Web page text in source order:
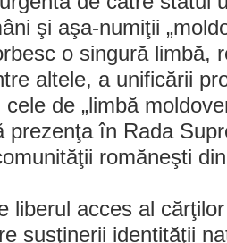
şi aşa-numiţii
o singură limbă,
altele, a unificării
de „limbă
prezenţa în Rada
romăneşti
liberul acces al
susţinerii identităţii